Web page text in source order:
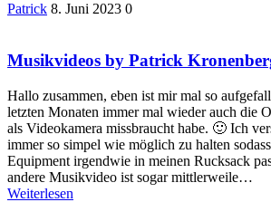
Patrick 8. Juni 2023 0
Musikvideos by Patrick
Hallo zusammen, eben ist mir mal so
letzten Monaten immer mal wieder auch die
als Videokamera missbraucht habe. 🙂 Ich
immer so simpel wie möglich zu halten
Equipment irgendwie in meinen Rucksack
andere Musikvideo ist sogar mittlerweile…
Weiterlesen